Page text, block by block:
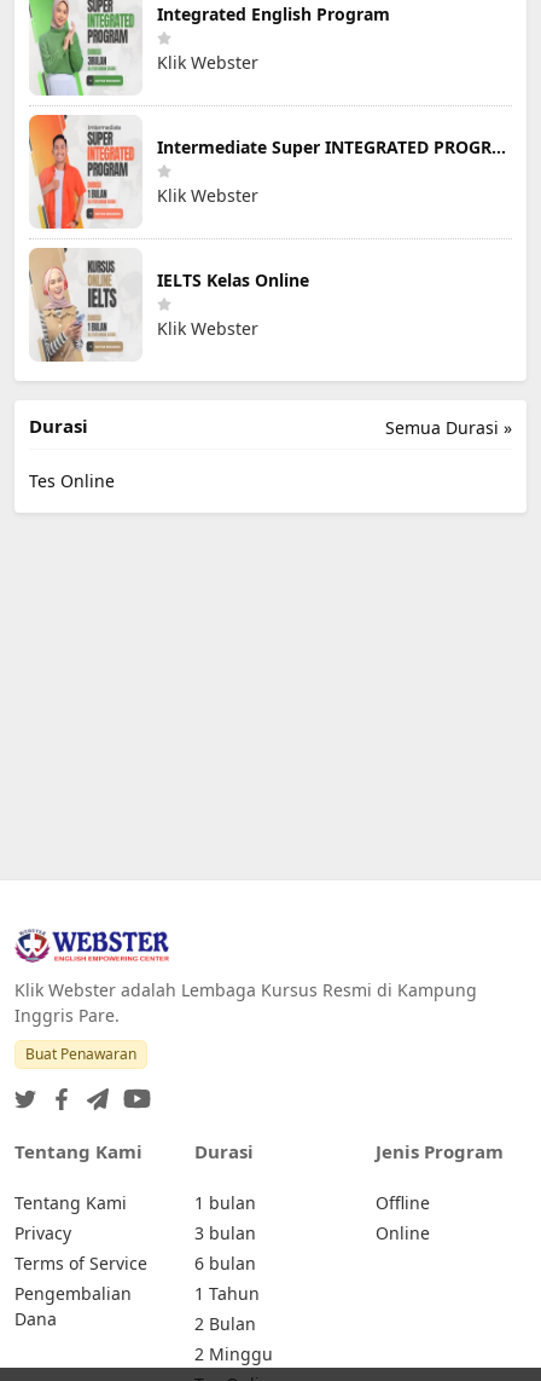
Integrated English Program
Klik Webster
Intermediate Super INTEGRATED PROGRAM
Klik Webster
IELTS Kelas Online
Klik Webster
Semua Durasi »
Durasi
Tes Online
Klik Webster adalah Lembaga Kursus Resmi di Kampung
Inggris Pare.
Buat Penawaran
Tentang Kami
Tentang Kami
Privacy
Terms of Service
Pengembalian
Dana
Durasi
1 bulan
3 bulan
6 bulan
1 Tahun
2 Bulan
2 Minggu
Jenis Program
Offline
Online